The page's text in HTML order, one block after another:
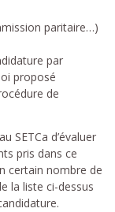
paritaire…)
par
proposé
de
SETCa d’évaluer
pris dans ce
certain nombre de
la liste ci-dessus